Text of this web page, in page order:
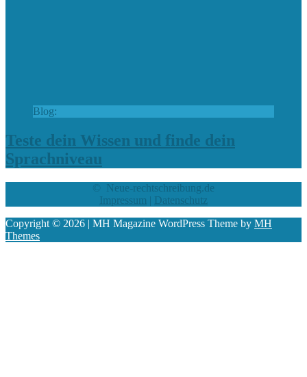
Blog:
Teste dein Wissen und finde dein
Sprachniveau
© Neue-rechtschreibung.de
Impressum | Datenschutz
Copyright © 2026 | MH Magazine WordPress Theme by MH
Themes